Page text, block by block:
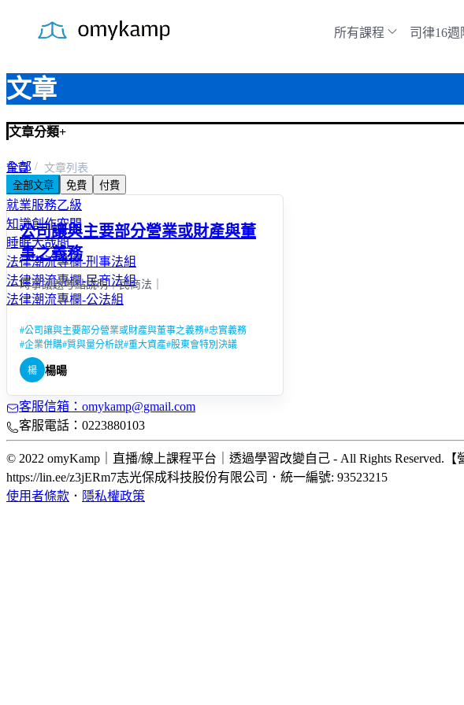
所有課程 司律16
文章
文章分類+
全部
知識文章分享
就業服務乙級
知識創作空間
睡眠大哉問
法律潮流專欄-刑事法組
法律潮流專欄-民商法組
法律潮流專欄-公法組
首頁
文章列表
全部文章
免費 付費
公司讓與主要部分營業或財產與董
事之義務
時事議題考點說明｜民商法｜
#公司讓與主要部分營業或財產與董事之義務#忠實義務
#企業併購#質與量分析說#重大資產#股東會特別決議
楊 楊暘
客服信箱：omykamp@gmail.com
客服電話：0223880103
© 2022 omyKamp｜直播/線上課程平台｜透過學習改變自己 - All Rights Reserved.
https://lin.ee/z3jERm7志光保成科技股份有限公司 ． 統一編號: 93523215
使用者條款 ． 隱私權政策